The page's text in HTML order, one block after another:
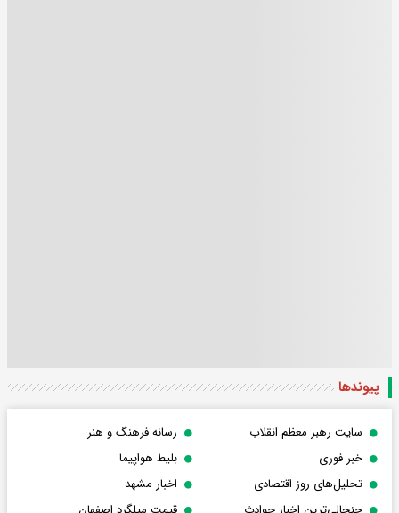
پیوندها
سایت رهبر معظم انقلاب
رسانه فرهنگ و هنر
خبر فوری
بلیط هواپیما
تحلیل‌های روز اقتصادی
اخبار مشهد